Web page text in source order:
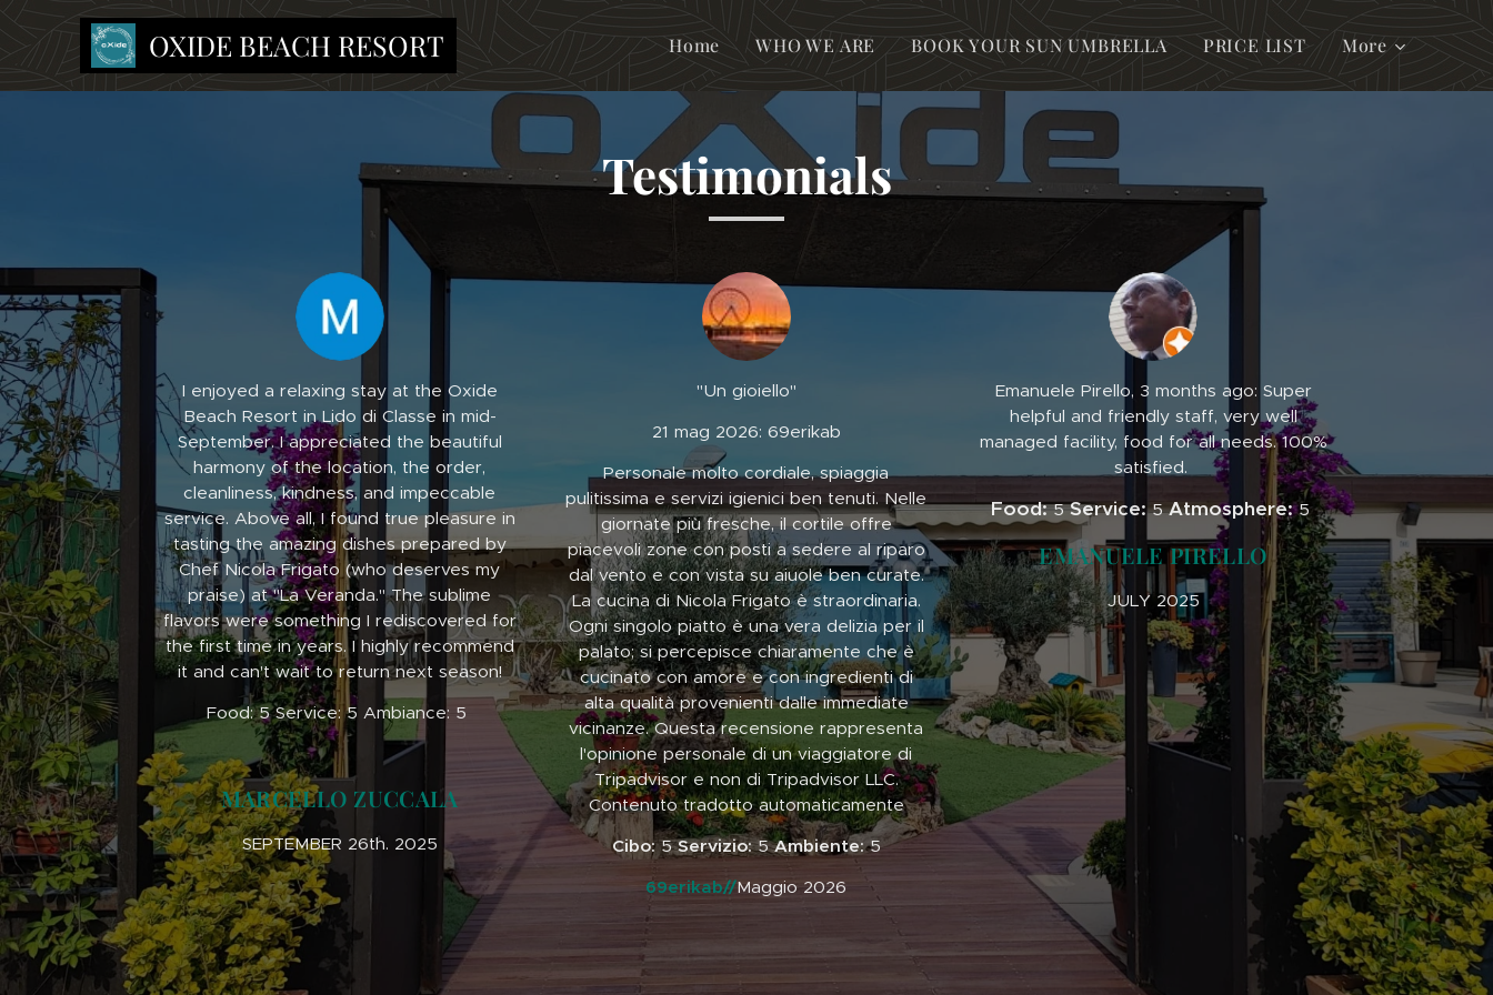
OXIDE BEACH RESORT Home WHO WE ARE BOOK YOUR SUN UMBRELLA PRICE LIST More
Testimonials
I enjoyed a relaxing stay at the Oxide
Beach Resort in Lido di Classe in mid-
September. I appreciated the beautiful
harmony of the location, the order,
cleanliness, kindness, and impeccable
service. Above all, I found true pleasure in
tasting the amazing dishes prepared by
Chef Nicola Frigato (who deserves my
praise) at "La Veranda." The sublime
flavors were something I rediscovered for
the first time in years. I highly recommend
it and can't wait to return next season!
Food: 5 Service: 5 Ambiance: 5
MARCELLO ZUCCALA
SEPTEMBER 26th. 2025
"Un gioiello"
21 mag 2026: 69erikab
Personale molto cordiale, spiaggia
pulitissima e servizi igienici ben tenuti. Nelle
giornate più fresche, il cortile offre
piacevoli zone con posti a sedere al riparo
dal vento e con vista su aiuole ben curate.
La cucina di Nicola Frigato è straordinaria.
Ogni singolo piatto è una vera delizia per il
palato; si percepisce chiaramente che è
cucinato con amore e con ingredienti di
alta qualità provenienti dalle immediate
vicinanze. Questa recensione rappresenta
l'opinione personale di un viaggiatore di
Tripadvisor e non di Tripadvisor LLC.
Contenuto tradotto automaticamente
Cibo:5Servizio:5Ambiente:5
69erikab//Maggio 2026
Emanuele Pirello, 3 months ago: Super
helpful and friendly staff, very well
managed facility, food for all needs. 100%
satisfied.
Food:5Service:5Atmosphere:5
EMANUELE PIRELLO
JULY 2025